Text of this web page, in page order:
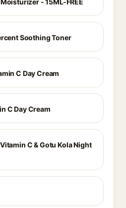
- 15ML-FREE
Soothing Toner
C Day Cream
C Day Cream
C & Gotu Kola Night